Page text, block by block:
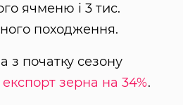
ячменю і 3 тис.
походження.
з початку сезону
зерна на 34%.